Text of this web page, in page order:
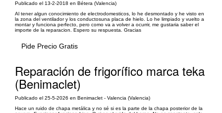
Publicado el 13-2-2018 en Bétera (Valencia)
Al tener algun conocimiento de electrodomesticos, lo he desmontado y he visto en
la zona del ventilador y los conductosuna placa de hielo. Lo he limpiado y vuelto a
montar y funciona perfecto, pero como va a volver a ocurrir, me gustaria saber el
importe de la reparacion. Espero su respuesta. Gracias
Pide Precio Gratis
Reparación de frigorífico marca teka
(Benimaclet)
Publicado el 25-5-2026 en Benimaclet - Valencia (Valencia)
Hace un ruido de chapa metálica y no sé si es la parte de la chapa posterior de la